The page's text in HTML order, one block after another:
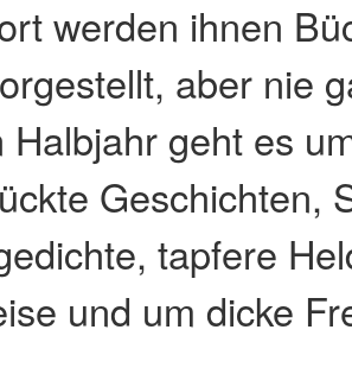
werden ihnen
aber nie
Halbjahr geht es
Geschichten,
tapfere
und um dicke